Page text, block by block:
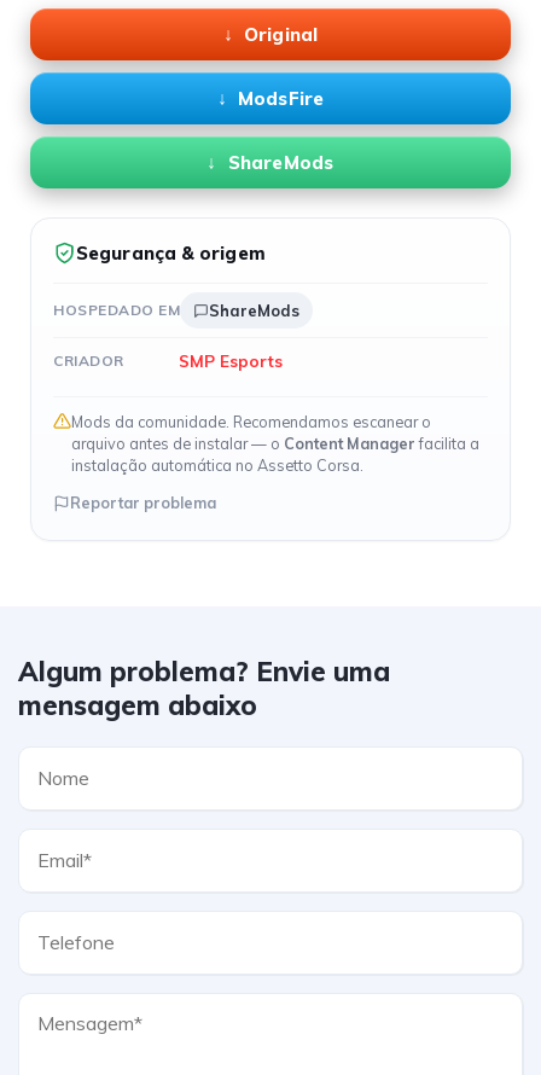
Original
ModsFire
ShareMods
Segurança & origem
HOSPEDADO EM ShareMods
CRIADOR SMP Esports
Mods da comunidade. Recomendamos escanear o
arquivo antes de instalar — o Content Managerfacilita a
instalação automática no Assetto Corsa.
Reportar problema
Algum problema? Envie uma
mensagem abaixo